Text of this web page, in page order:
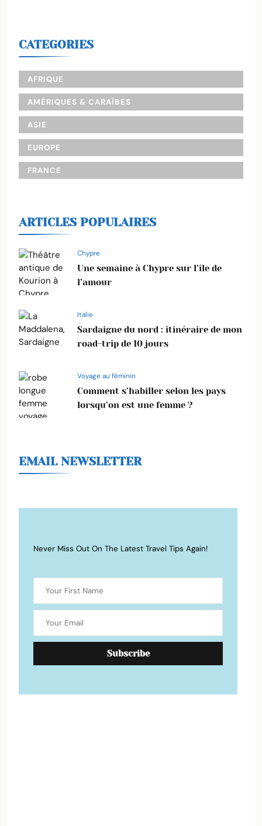
CATEGORIES
AFRIQUE
AMÉRIQUES & CARAÏBES
ASIE
EUROPE
FRANCE
ARTICLES POPULAIRES
Chypre
Une semaine à Chypre sur l’île de
l’amour
Italie
Sardaigne du nord : itinéraire de mon
road-trip de 10 jours
Voyage au féminin
Comment s’habiller selon les pays
lorsqu’on est une femme ?
EMAIL NEWSLETTER
Never Miss Out On The Latest Travel Tips Again!